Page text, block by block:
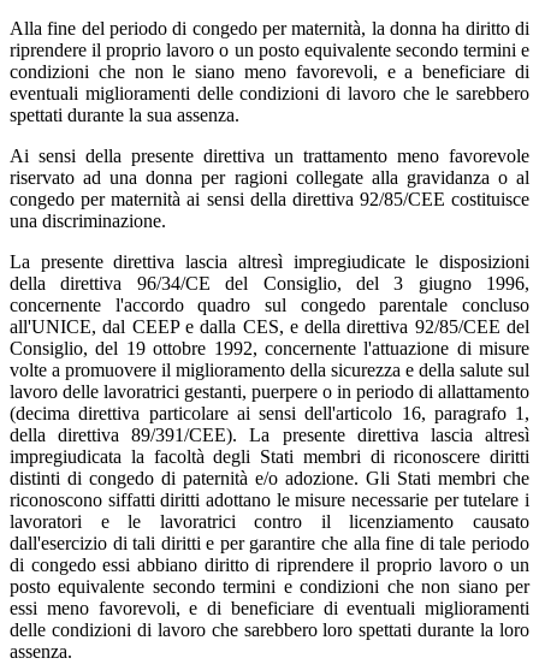
Alla fine del periodo di congedo per maternità, la donna ha diritto di
riprendere il proprio lavoro o un posto equivalente secondo termini e
condizioni che non le siano meno favorevoli, e a beneficiare di
eventuali miglioramenti delle condizioni di lavoro che le sarebbero
spettati durante la sua assenza.
Ai sensi della presente direttiva un trattamento meno favorevole
riservato ad una donna per ragioni collegate alla gravidanza o al
congedo per maternità ai sensi della direttiva 92/85/CEE costituisce
una discriminazione.
La presente direttiva lascia altresì impregiudicate le disposizioni
della direttiva 96/34/CE del Consiglio, del 3 giugno 1996,
concernente l'accordo quadro sul congedo parentale concluso
all'UNICE, dal CEEP e dalla CES, e della direttiva 92/85/CEE del
Consiglio, del 19 ottobre 1992, concernente l'attuazione di misure
volte a promuovere il miglioramento della sicurezza e della salute sul
lavoro delle lavoratrici gestanti, puerpere o in periodo di allattamento
(decima direttiva particolare ai sensi dell'articolo 16, paragrafo 1,
della direttiva 89/391/CEE). La presente direttiva lascia altresì
impregiudicata la facoltà degli Stati membri di riconoscere diritti
distinti di congedo di paternità e/o adozione. Gli Stati membri che
riconoscono siffatti diritti adottano le misure necessarie per tutelare i
lavoratori e le lavoratrici contro il licenziamento causato
dall'esercizio di tali diritti e per garantire che alla fine di tale periodo
di congedo essi abbiano diritto di riprendere il proprio lavoro o un
posto equivalente secondo termini e condizioni che non siano per
essi meno favorevoli, e di beneficiare di eventuali miglioramenti
delle condizioni di lavoro che sarebbero loro spettati durante la loro
assenza.